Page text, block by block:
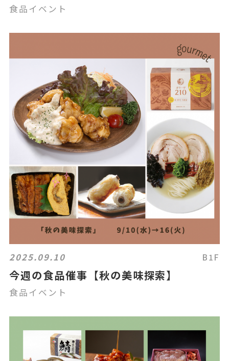
食品イベント
2025.09.10 B1F
今週の食品催事【秋の美味探索】
食品イベント